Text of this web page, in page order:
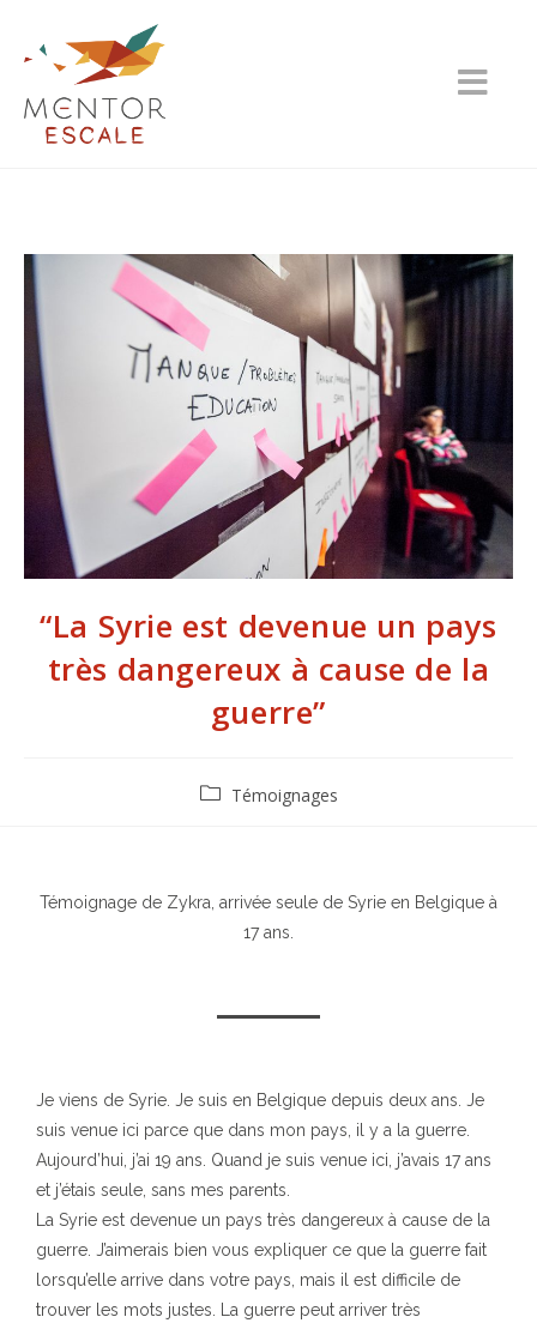
“La Syrie est devenue un pays
très dangereux à cause de la
guerre”
Témoignages
Témoignage de Zykra, arrivée seule de Syrie en Belgique à
17 ans.
Je viens de Syrie. Je suis en Belgique depuis deux ans. Je
suis venue ici parce que dans mon pays, il y a la guerre.
Aujourd’hui, j’ai 19 ans. Quand je suis venue ici, j’avais 17 ans
et j’étais seule, sans mes parents.
La Syrie est devenue un pays très dangereux à cause de la
guerre. J’aimerais bien vous expliquer ce que la guerre fait
lorsqu’elle arrive dans votre pays, mais il est difficile de
trouver les mots justes. La guerre peut arriver très